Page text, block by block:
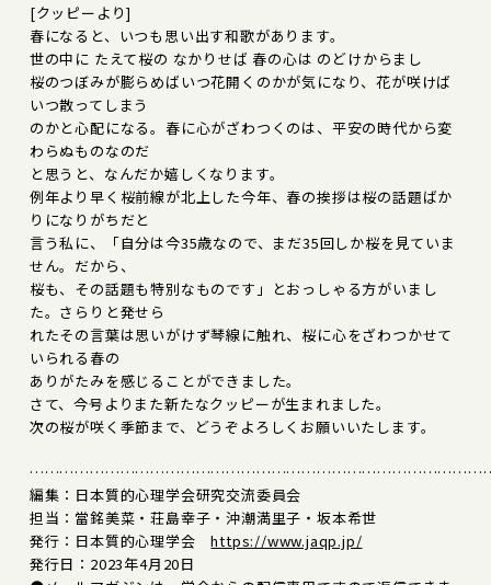
[クッピーより]
春になると、いつも思い出す和歌があります。
世の中に たえて桜の なかりせば 春の心は のどけからまし
桜のつぼみが膨らめばいつ花開くのかが気になり、花が咲けば
いつ散ってしまう
のかと心配になる。春に心がざわつくのは、平安の時代から変
わらぬものなのだ
と思うと、なんだか嬉しくなります。
例年より早く桜前線が北上した今年、春の挨拶は桜の話題ばか
りになりがちだと
言う私に、「自分は今35歳なので、まだ35回しか桜を見ていま
せん。だから、
桜も、その話題も特別なものです」とおっしゃる方がいまし
た。さらりと発せら
れたその言葉は思いがけず琴線に触れ、桜に心をざわつかせて
いられる春の
ありがたみを感じることができました。
さて、今号よりまた新たなクッピーが生まれました。
次の桜が咲く季節まで、どうぞよろしくお願いいたします。
編集：日本質的心理学会研究交流委員会
担当：當銘美菜・荘島幸子・沖潮満里子・坂本希世
発行：日本質的心理学会https://www.jaqp.jp/
発行日：2023年4月20日